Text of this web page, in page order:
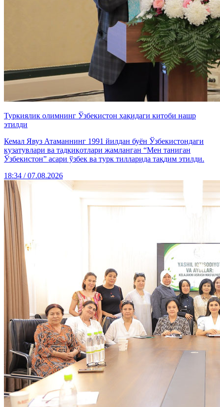
Туркиялик олимнинг Ўзбекистон ҳақидаги китоби нашр
этилди
Кемал Явуз Атаманнинг 1991 йилдан буён Ўзбекистондаги
кузатувлари ва тадқиқотлари жамланган “Мен таниган
Ўзбекистон” асари ўзбек ва турк тилларида тақдим этилди.
18:34 / 07.08.2026